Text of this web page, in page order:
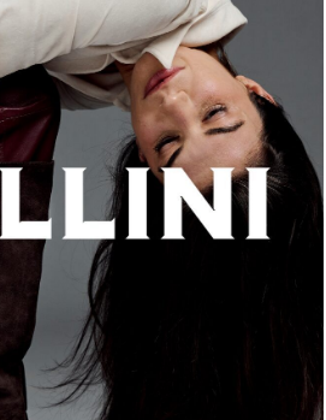
vibrant Italian roots, the new...